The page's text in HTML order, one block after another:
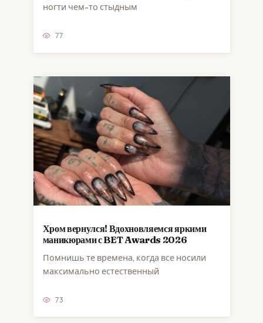
ногти чем-то стыдным
77
Хром вернулся! Вдохновляемся яркими
маникюрами с BET Awards 2026
Помнишь те времена, когда все носили
максимально естественный
73